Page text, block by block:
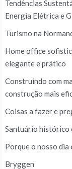
Tendências
Energia Elétrica e
Turismo na
Home office
elegante e prático
Construindo com
construção mais
Coisas a fazer e
Santuário histórico
Porque o nosso dia
Bryggen